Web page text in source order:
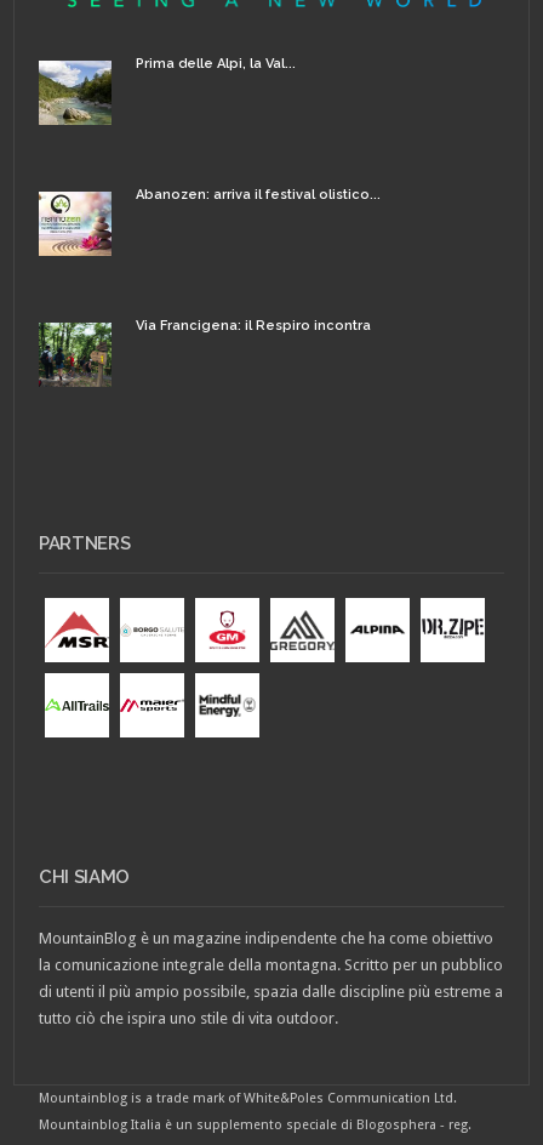
Prima delle Alpi, la Val...
Abanozen: arriva il festival olistico...
Via Francigena: il Respiro incontra
PARTNERS
CHI SIAMO
MountainBlog è un magazine indipendente che ha come obiettivo
la comunicazione integrale della montagna. Scritto per un pubblico
di utenti il più ampio possibile, spazia dalle discipline più estreme a
tutto ciò che ispira uno stile di vita outdoor.
Mountainblog is a trade mark of White&Poles Communication Ltd.
Mountainblog Italia è un supplemento speciale di Blogosphera - reg.